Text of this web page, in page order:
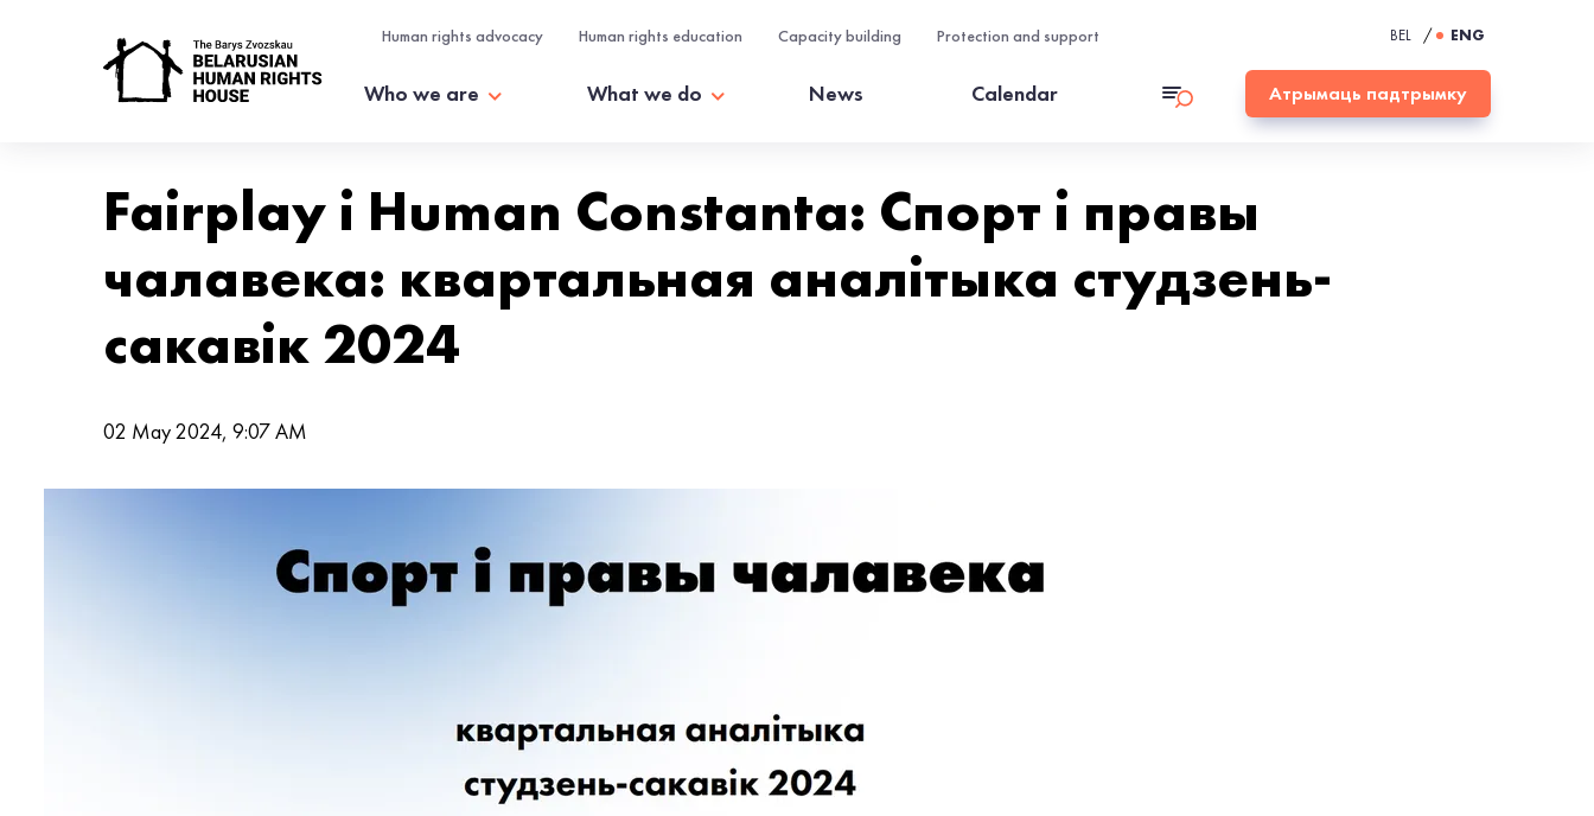
Human rights advocacy Human rights education Capacity building Protection and support BEL / ENG
Who we are What we do News Calendar Атрымаць падтрымку
Fairplay і Human Constanta: Спорт і правы
чалавека: квартальная аналітыка студзень-
сакавік 2024
02 May 2024, 9:07 AM